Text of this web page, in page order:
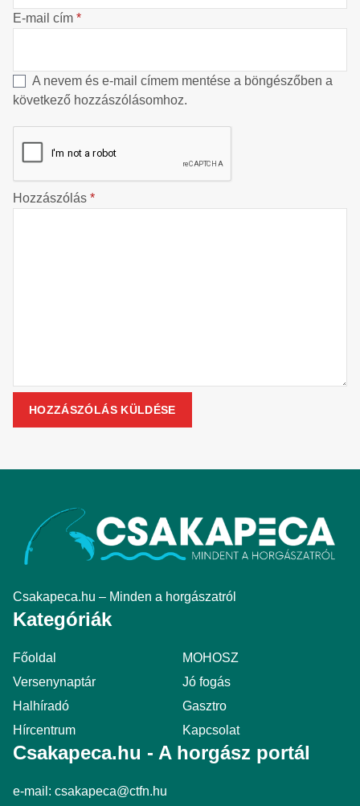
E-mail cím *
A nevem és e-mail címem mentése a böngészőben a
következő hozzászólásomhoz.
Hozzászólás *
Csakapeca.hu – Minden a horgászatról
Kategóriák
Főoldal
MOHOSZ
Versenynaptár
Jó fogás
Halhíradó
Gasztro
Hírcentrum
Kapcsolat
Csakapeca.hu - A horgász portál
e-mail: csakapeca@ctfn.hu